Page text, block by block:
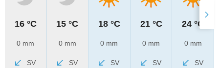
16 °C
0 mm
SV
15 °C
0 mm
SV
18 °C
0 mm
SV
21 °C
0 mm
SV
24 °C
0 mm
SV